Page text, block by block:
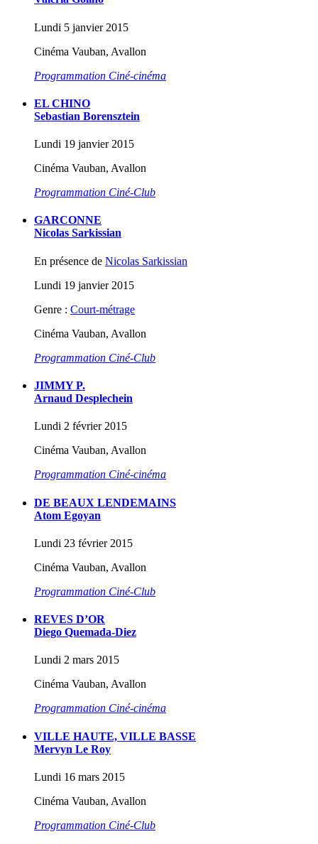
Lundi 5 janvier 2015
Cinéma Vauban, Avallon
Programmation Ciné-cinéma
EL CHINO
Sebastian Borensztein
Lundi 19 janvier 2015
Cinéma Vauban, Avallon
Programmation Ciné-Club
GARCONNE
Nicolas Sarkissian
En présence de Nicolas Sarkissian
Lundi 19 janvier 2015
Genre : Court-métrage
Cinéma Vauban, Avallon
Programmation Ciné-Club
JIMMY P.
Arnaud Desplechein
Lundi 2 février 2015
Cinéma Vauban, Avallon
Programmation Ciné-cinéma
DE BEAUX LENDEMAINS
Atom Egoyan
Lundi 23 février 2015
Cinéma Vauban, Avallon
Programmation Ciné-Club
REVES D’OR
Diego Quemada-Diez
Lundi 2 mars 2015
Cinéma Vauban, Avallon
Programmation Ciné-cinéma
VILLE HAUTE, VILLE BASSE
Mervyn Le Roy
Lundi 16 mars 2015
Cinéma Vauban, Avallon
Programmation Ciné-Club